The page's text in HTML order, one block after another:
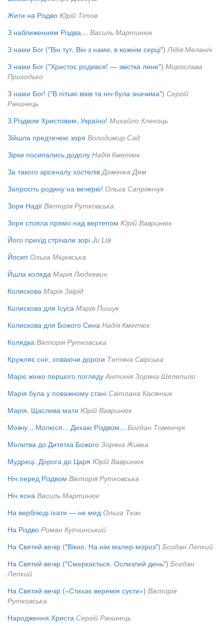
Жити на Різдво Юрій Тітов
З наближенням Різдва… Василь Мартинюк
З нами Бог ("Він тут, Він з нами, в кожнім серці") Лідія Меланіч
З нами Бог ("Христос родився! — звістка лине") Мирослава
Приходько
З нами Бог! ("В пітьмі віків та ніч була значима") Сергій
Рачинець
З Різдвом Христовим, Україно! Михайло Клекоць
Зійшла предтечею зоря Володимир Сад
Зірки посипались додолу Надія Кметюк
За такого арсеналу хостелів Домініка Дем
Запросіть родину на вечерю! Ольга Сапріянчук
Зоря Надії Вікторія Рутковська
Зоря стояла прямо над вертепом Юрій Вавринюк
Його прихід стрічали зорі Ju Lia
Йосип Ольга Міцевська
Йшла коляда Марія Людкевич
Колискова Марія Звірід
Колискова для Ісуса Марія Пишук
Колискова для Божого Сина Надія Кметюк
Колядка Вікторія Рутковська
Кружляє сніг, ховаючи дороги Тетяна Свірська
Маріє жінко першого погляду Антонія Зоряна Шелепило
Марія була у поважному стані Світлана Касянчик
Марія. Щаслива мати Юрій Вавринюк
Мовчу... Молюся... Дихаю Різдвом... Богдан Томенчук
Молитва до Дитятка Божого Зоряна Живка
Мудреці. Дорога до Царя Юрій Вавринюк
Ніч перед Різдвом Вікторія Рутковська
Ніч ясна Василь Мартинюк
На верблюді їхати — не мед Ольга Ткач
На Різдво Роман Купчинський
На Святий вечір ("Вікно. На нім маляр-мороз") Богдан Лепкий
На Святий вечір ("Смеркається. Ослизлий день") Богдан
Лепкий
На Святий вечір («Стихає веремія суєти») Вікторія
Рутковська
Народження Христа Сергій Рачинець